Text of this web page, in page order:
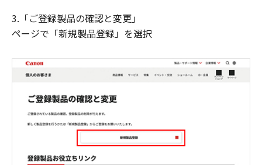
3.「ご登録製品の確認と変更」
ページで「新規製品登録」を選択